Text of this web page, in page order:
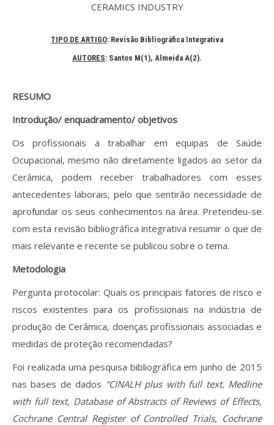
Candidatura a revisor
Artigos recentes
Revistas previamente publicadas
Contatos
Informações adicionais
Estatísticas da Revista
Ficha técnica
CERAMICS INDUSTRY
TIPO DE ARTIGO: Revisão Bibliográfica Integrativa
AUTORES: Santos M(1), Almeida A(2).
RESUMO
Introdução/ enquadramento/ objetivos
Os profissionais a trabalhar em equipas de Saúde
Ocupacional, mesmo não diretamente ligados ao setor da
Cerâmica, podem receber trabalhadores com esses
antecedentes laborais, pelo que sentirão necessidade de
aprofundar os seus conhecimentos na área. Pretendeu-se
com esta revisão bibliográfica integrativa resumir o que de
mais relevante e recente se publicou sobre o tema.
Metodologia
Pergunta protocolar: Quais os principais fatores de risco e
riscos existentes para os profissionais na indústria de
produção de Cerâmica, doenças profissionais associadas e
medidas de proteção recomendadas?
Foi realizada uma pesquisa bibliográfica em junho de 2015
nas bases de dados “CINALH plus with full text, Medline
with full text, Database of Abstracts of Reviews of Effects,
Cochrane Central Register of Controlled Trials, Cochrane